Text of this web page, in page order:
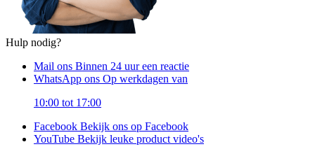
Hulp nodig?
Mail ons Binnen 24 uur een reactie
WhatsApp ons Op werkdagen van
10:00 tot 17:00
Facebook Bekijk ons op Facebook
YouTube Bekijk leuke product video's